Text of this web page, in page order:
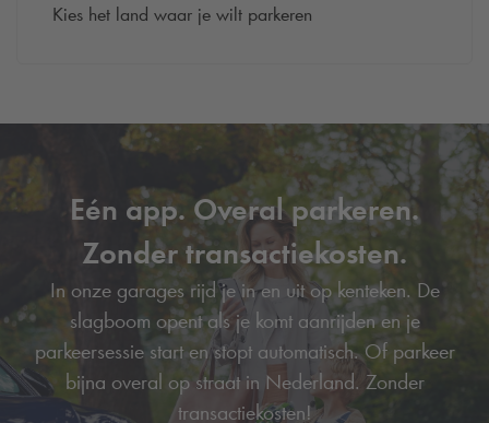
Kies het land waar je wilt parkeren
Eén app. Overal parkeren.
Zonder transactiekosten.
In onze garages rijd je in en uit op kenteken. De
slagboom opent als je komt aanrijden en je
parkeersessie start en stopt automatisch. Of parkeer
bijna overal op straat in Nederland. Zonder
transactiekosten!